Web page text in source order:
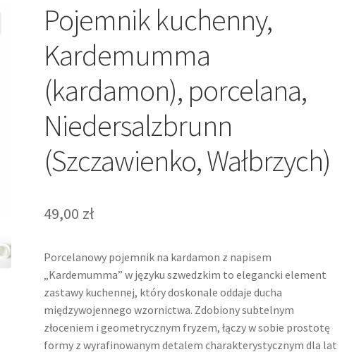
Pojemnik kuchenny,
Kardemumma
(kardamon), porcelana,
Niedersalzbrunn
(Szczawienko, Wałbrzych)
49,00 zł
Porcelanowy pojemnik na kardamon z napisem
„Kardemumma” w języku szwedzkim to elegancki element
zastawy kuchennej, który doskonale oddaje ducha
międzywojennego wzornictwa. Zdobiony subtelnym
złoceniem i geometrycznym fryzem, łączy w sobie prostotę
formy z wyrafinowanym detalem charakterystycznym dla lat